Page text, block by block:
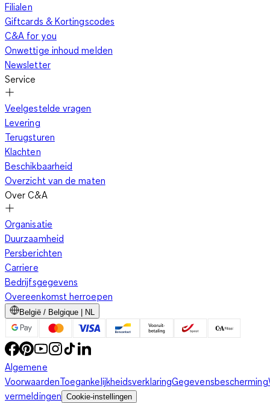
Filialen
Giftcards & Kortingscodes
C&A for you
Onwettige inhoud melden
Newsletter
Service
Veelgestelde vragen
Levering
Terugsturen
Klachten
Beschikbaarheid
Overzicht van de maten
Over C&A
Organisatie
Duurzaamheid
Persberichten
Carriere
Bedrijfsgegevens
Overeenkomst herroepen
België / Belgique | NL
Algemene
VoorwaardenToegankelijkheidsverklaringGegevensbescherming
vermeldingen Cookie-instellingen